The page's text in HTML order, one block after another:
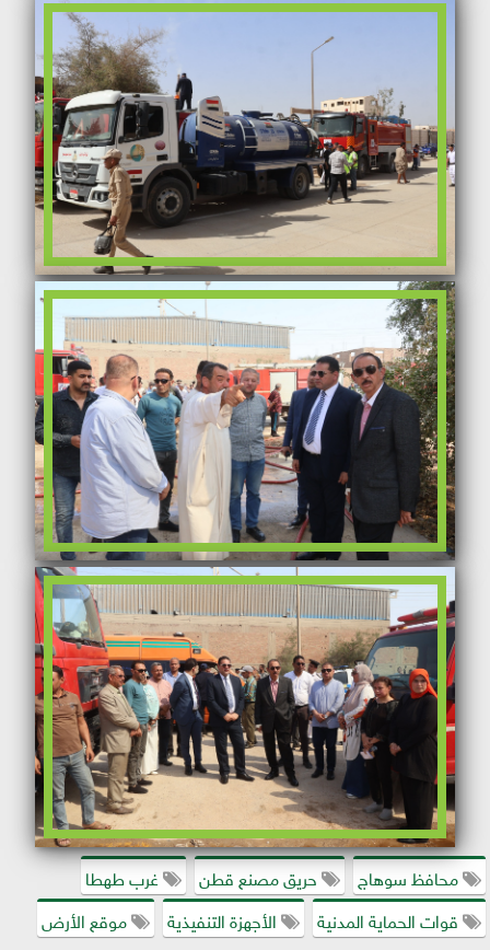
محافظ سوهاج حريق مصنع قطن
غرب طهطا
قوات الحماية المدنية
الأجهزة التنفيذية موقع الأرض